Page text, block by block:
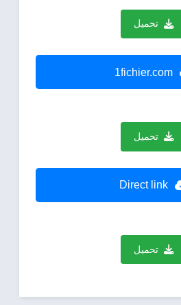
تحميل
1fichier.com
تحميل
Direct link
تحميل